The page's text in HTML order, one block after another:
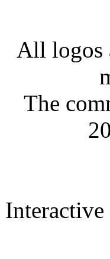
All logos
The